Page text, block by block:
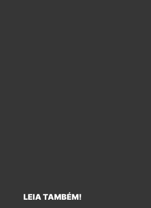
LEIA TAMBÉM!